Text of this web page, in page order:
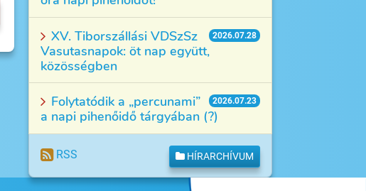
2026.07.28
XV. Tiborszállási VDSzSz
Vasutasnapok: öt nap együtt,
közösségben
2026.07.23
Folytatódik a „percunami”
a napi pihenőidő tárgyában (?)
RSS HÍRARCHÍVUM